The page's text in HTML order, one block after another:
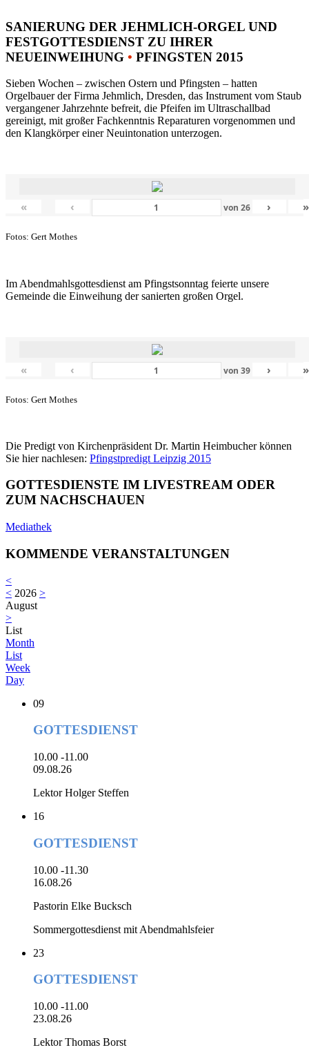
SANIERUNG DER JEHMLICH-ORGEL UND
FESTGOTTESDIENST ZU IHRER
NEUEINWEIHUNG • PFINGSTEN 2015
Sieben Wochen – zwischen Ostern und Pfingsten – hatten
Orgelbauer der Firma Jehmlich, Dresden, das Instrument vom Staub
vergangener Jahrzehnte befreit, die Pfeifen im Ultraschallbad
gereinigt, mit großer Fachkenntnis Reparaturen vorgenommen und
den Klangkörper einer Neuintonation unterzogen.
« ‹ von 26 › »
Fotos: Gert Mothes
Im Abendmahlsgottesdienst am Pfingstsonntag feierte unsere
Gemeinde die Einweihung der sanierten großen Orgel.
« ‹ von 39 › »
Fotos: Gert Mothes
Die Predigt von Kirchenpräsident Dr. Martin Heimbucher können
Sie hier nachlesen: Pfingstpredigt Leipzig 2015
GOTTESDIENSTE IM LIVESTREAM ODER
ZUM NACHSCHAUEN
Mediathek
KOMMENDE VERANSTALTUNGEN
<
< 2026 >
August
>
List
Month
List
Week
Day
09
GOTTESDIENST
10.00 -11.00
09.08.26
Lektor Holger Steffen
16
GOTTESDIENST
10.00 -11.30
16.08.26
Pastorin Elke Bucksch
Sommergottesdienst mit Abendmahlsfeier
23
GOTTESDIENST
10.00 -11.00
23.08.26
Lektor Thomas Borst